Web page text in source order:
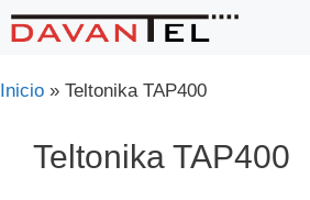
Saltar
para
conteúdo
Inicio » Teltonika TAP400
Teltonika TAP400